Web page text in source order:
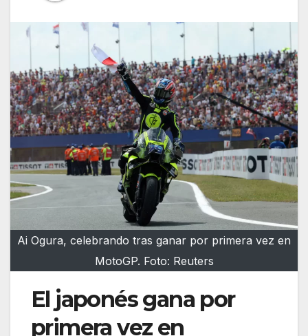
Ai Ogura, celebrando tras ganar por primera vez en
MotoGP. Foto: Reuters
El japonés gana por
primera vez en